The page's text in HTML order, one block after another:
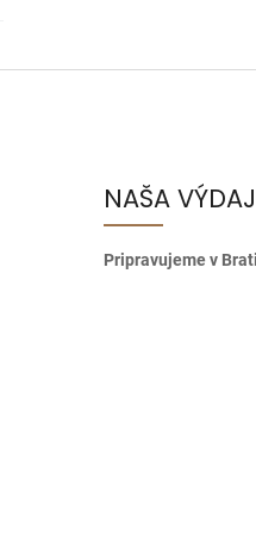
NAŠA
Pripravujeme v